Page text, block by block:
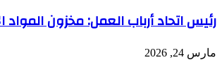
رئيس اتحاد أرباب العمل: مخزون
مارس 24, 2026